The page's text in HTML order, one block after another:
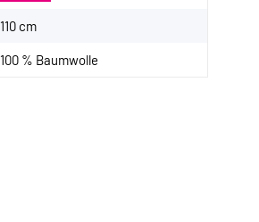
110 cm
100 % Baumwolle